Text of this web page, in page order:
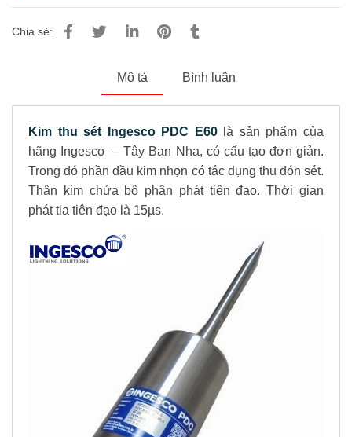
Chia sẻ:
Mô tả Bình luận
Kim thu sét Ingesco PDC E60là sản phẩm của
hãng Ingesco – Tây Ban Nha, có cấu tạo đơn giản.
Trong đó phần đầu kim nhọn có tác dụng thu đón sét.
Thân kim chứa bộ phận phát tiên đạo. Thời gian
phát tia tiên đạo là 15µs.